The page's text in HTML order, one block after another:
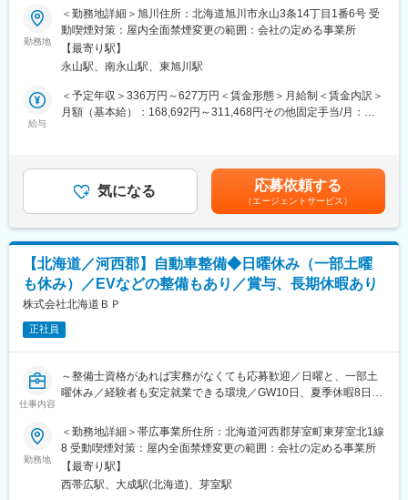
やお客様との関係を構築し、地域経済の活性化を推進いただきま
す。
【詳しい業務内容】
・地方自治体へのアプローチ
新施設開設およびワーケーション企画提案に向けて自治体、地
域との関係値構築。
空き家や古民家を活用したリノベーションの提案営業。
・新施設建設のための企画立案及び、提案、施工打合せ
【募集背景】
急成長を続ける当社のワーケーション・宿泊事業において、今後
の事業拡大のカギとなるのは新規物件の確保と営業基盤の強化で
す。北海道でのさらなる拡大に向け、旭川を起点とした道北エリ
アのワーケーション事業の企画提案および地方開拓を担う営業職
を募集します。
【企業・求人の特色】
DDL(D＝Discover,D＝Diverse,L＝Life)事業は、2023年に社員の
「MyTimeから生まれるヒラメキ・きっかけ」をコンセプトに、地
球に優しいSDGsを考慮したリラックスできる空間(宿泊施設)を提
供します。
勤務地
＜勤務地詳細＞旭川住所：北海道旭川市永山3条14丁目1番6号 受
動喫煙対策：屋内全面禁煙変更の範囲：会社の定める事業所
【最寄り駅】
永山駅、南永山駅、東旭川駅
給与
＜予定年収＞336万円～627万円＜賃金形態＞月給制＜賃金内訳＞
月額（基本給）：168,692円～311,468円その他固定手当/月：
無＞有＜残業手当＞有＜給与補足＞※給与詳細は、経験・スキルを
考慮の上、決定します■昇給：年1回■賞与：年2回（7月、12月）■
決算賞与（業績による）賃金はあくまでも目安の金額であり、選
考を通じて上下する可能性があります。月給(月額)は固定手当を含
めた表記です。
気になる 応募依頼する
（エージェントサービス）
【北海道／河西郡】自動車整備◆日曜休み（一部土曜
も休み）／EVなどの整備もあり／賞与、長期休暇あり
株式会社北海道ＢＰ
正社員
仕事内容
～整備士資格があれば実務がなくても応募歓迎／日曜と、一部土
曜休み／経験者も安定就業できる環境／GW10日、夏季休暇8日、
■概要：
帯広事業所の自動車整備工場において、経験やスキルに応じて以
下の業務を担当していただきます。
勤務地
＜勤務地詳細＞帯広事業所住所：北海道河西郡芽室町東芽室北1線
8 受動喫煙対策：屋内全面禁煙変更の範囲：会社の定める事業所
【最寄り駅】
西帯広駅、大成駅(北海道)、芽室駅